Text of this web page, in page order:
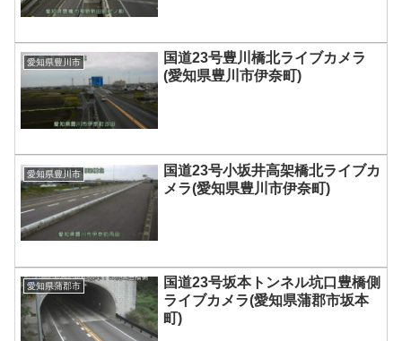
愛知県豊川市
国道23号豊川橋北ライブカメラ
(愛知県豊川市伊奈町)
愛知県豊川市
国道23号小坂井高架橋北ライブカ
メラ(愛知県豊川市伊奈町)
愛知県蒲郡市
国道23号坂本トンネル坑口豊橋側
ライブカメラ(愛知県蒲郡市坂本
町)